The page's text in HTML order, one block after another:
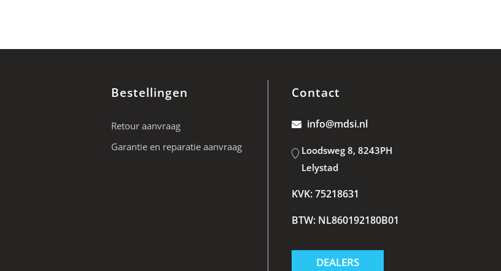
Bestellingen
Retour aanvraag
Garantie en reparatie aanvraag
Contact
info@mdsi.nl
Loodsweg 8, 8243PH
Lelystad
KVK: 75218631
BTW: NL860192180B01
DEALERS